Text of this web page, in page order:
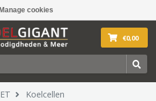
Manage cookies
€0,00
Koelcellen